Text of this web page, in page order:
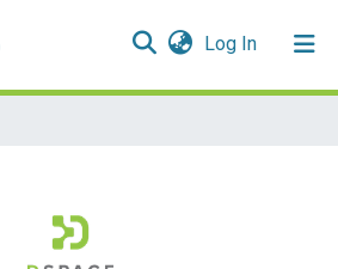
Log In(current)